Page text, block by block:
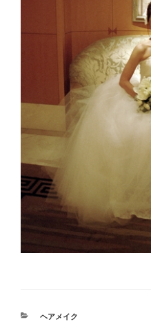
カ
ヘアメイク